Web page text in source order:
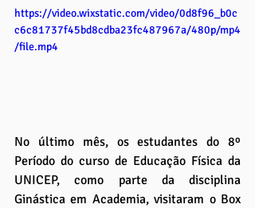
https://video.wixstatic.com/video/0d8f96_b0c
c6c81737f45bd8cdba23fc487967a/480p/mp4
/file.mp4
No último mês, os estudantes do 8º
Período do curso de Educação Física da
UNICEP, como parte da disciplina
Ginástica em Academia, visitaram o Box